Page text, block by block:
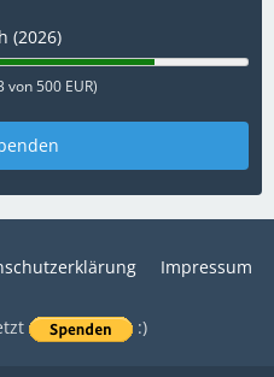
(2026)
von 500 EUR)
Impressum
:)